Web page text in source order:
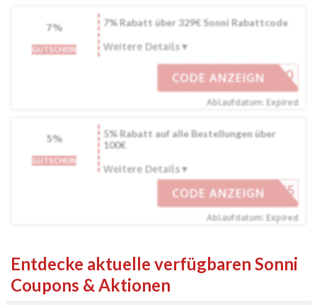
7%
GUTSCHEIN
7% Rabatt über 329€ Sonni Rabattcode
Weitere Details
AW10
CODE ANZEIGN
Ablaufdatum: Expired
5%
GUTSCHEIN
5% Rabatt auf alle Bestellungen über
100€
Weitere Details
AFF5
CODE ANZEIGN
Ablaufdatum: Expired
Entdecke aktuelle verfügbaren Sonni
Coupons & Aktionen